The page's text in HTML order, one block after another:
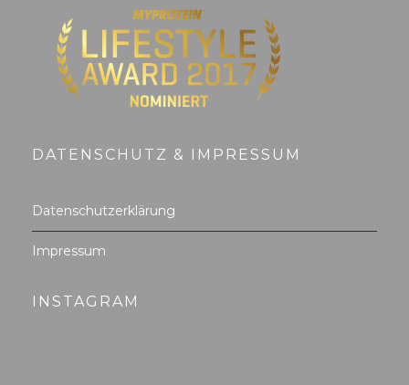
DATENSCHUTZ & IMPRESSUM
Datenschutzerklärung
Impressum
INSTAGRAM